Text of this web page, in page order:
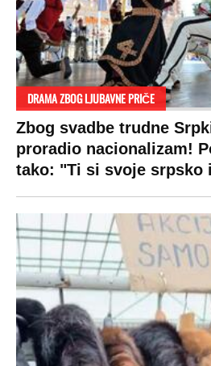
DRAMA ZBOG LJUBAVNE PRIČE
Zbog svadbe trudne
proradio nacionalizam!
tako: "Ti si svoje srpsko